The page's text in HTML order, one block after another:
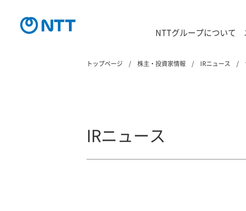
NTTグループについて
トップページ 株主・投資家情報 IRニュース
IRニュース